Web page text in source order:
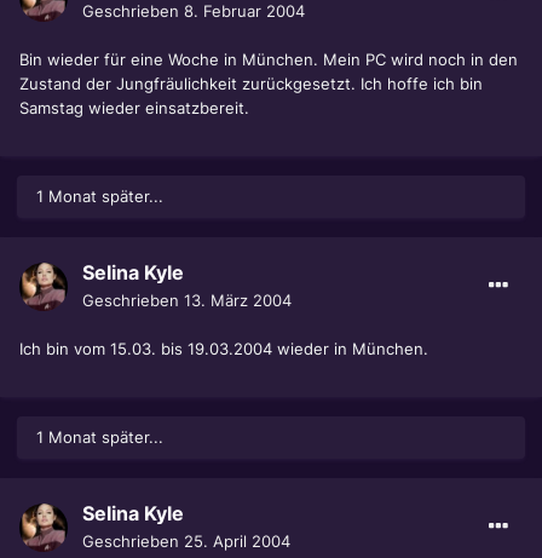
Geschrieben 8. Februar 2004
Bin wieder für eine Woche in München. Mein PC wird noch in den
Zustand der Jungfräulichkeit zurückgesetzt. Ich hoffe ich bin
Samstag wieder einsatzbereit.
1 Monat später...
Selina Kyle
Geschrieben 13. März 2004
Ich bin vom 15.03. bis 19.03.2004 wieder in München.
1 Monat später...
Selina Kyle
Geschrieben 25. April 2004